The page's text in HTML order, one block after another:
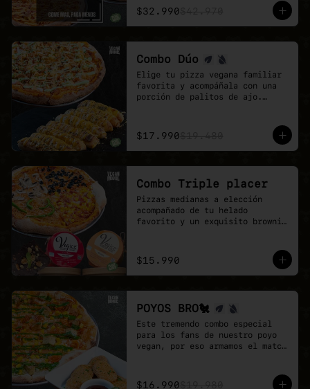
reuniones de trabajo o fines de
semana con hambre de pizza
vegana.
$32.990
Combo Dúo
Elige tu pizza vegana familiar
favorita y acompáñala con una
porción de palitos de ajo.
disfrutar todo el sabor de
Veganmobile.
$17.990
Combo Triple placer
Pizzas medianas a elección
acompañado de tu helado
favorito y un exquisito brownie
pizza mediana a familiar!
$15.990
POYOS BRO🐔
Este tremendo combo especial
para los fans de nuestro poyo
vegan, por eso armamos el match
elección + porción de Poyo
$16.990